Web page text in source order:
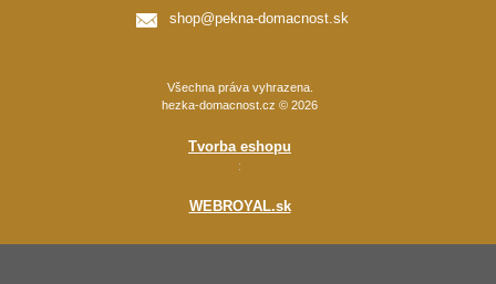
shop@pekna-domacnost.sk
Všechna práva vyhrazena.
hezka-domacnost.cz © 2026
Tvorba eshopu
:
WEBROYAL.sk